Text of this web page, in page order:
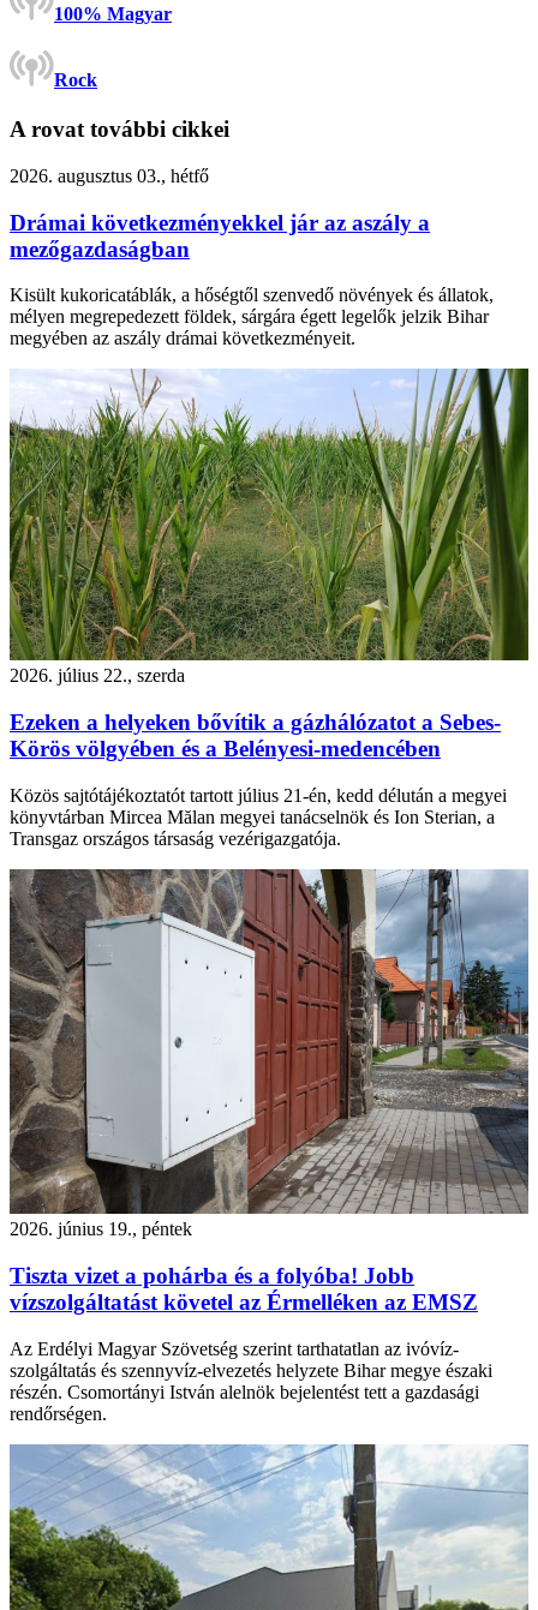
100% Magyar
Rock
A rovat további cikkei
2026. augusztus 03., hétfő
Drámai következményekkel jár az aszály a
mezőgazdaságban
Kisült kukoricatáblák, a hőségtől szenvedő növények és állatok,
mélyen megrepedezett földek, sárgára égett legelők jelzik Bihar
megyében az aszály drámai következményeit.
2026. július 22., szerda
Ezeken a helyeken bővítik a gázhálózatot a Sebes-
Körös völgyében és a Belényesi-medencében
Közös sajtótájékoztatót tartott július 21-én, kedd délután a megyei
könyvtárban Mircea Mălan megyei tanácselnök és Ion Sterian, a
Transgaz országos társaság vezérigazgatója.
2026. június 19., péntek
Tiszta vizet a pohárba és a folyóba! Jobb
vízszolgáltatást követel az Érmelléken az EMSZ
Az Erdélyi Magyar Szövetség szerint tarthatatlan az ivóvíz-
szolgáltatás és szennyvíz-elvezetés helyzete Bihar megye északi
részén. Csomortányi István alelnök bejelentést tett a gazdasági
rendőrségen.